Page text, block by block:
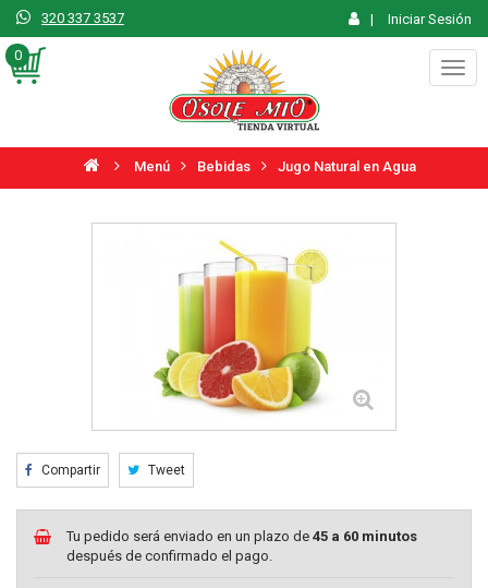
320 337 3537 | Iniciar Sesión
0
Menú Bebidas Jugo Natural en Agua
Compartir Tweet
Tu pedido será enviado en un plazo de 45 a 60 minutos
después de confirmado el pago.